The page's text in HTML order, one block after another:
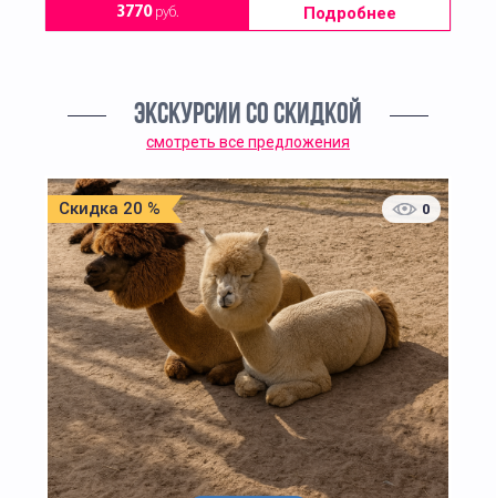
3770руб. Подробнее
ЭКСКУРСИИ СО СКИДКОЙ
смотреть все предложения
Скидка 20 % 0